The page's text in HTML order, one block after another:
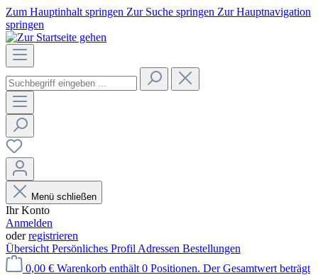
Zum Hauptinhalt springen Zur Suche springen Zur Hauptnavigation
springen
Menü schließen
Ihr Konto
Anmelden
oderregistrieren
Übersicht Persönliches Profil Adressen Bestellungen
0,00 € Warenkorb enthält 0 Positionen. Der Gesamtwert beträgt